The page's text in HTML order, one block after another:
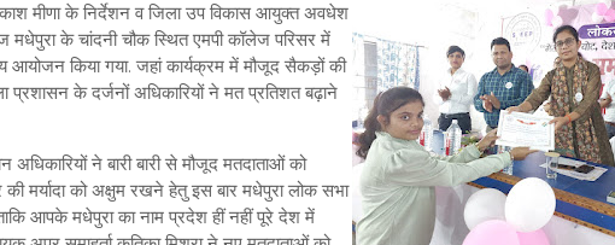
मीणा के निर्देशन व जिला उप विकास आयुक्त अवधेश
के चांदनी चौक स्थित एमपी कॉलेज परिसर में
आयोजन किया गया. जहां कार्यक्रम में मौजूद सैकड़ों की
प्रशासन के दर्जनों अधिकारियों ने मत प्रतिशत बढ़ाने
ने बारी बारी से मौजूद मतदाताओं को
मर्यादा को अक्षुम रखने हेतु इस बार मधेपुरा लोक सभा
आपके मधेपुरा का नाम प्रदेश हीं नहीं पूरे देश में